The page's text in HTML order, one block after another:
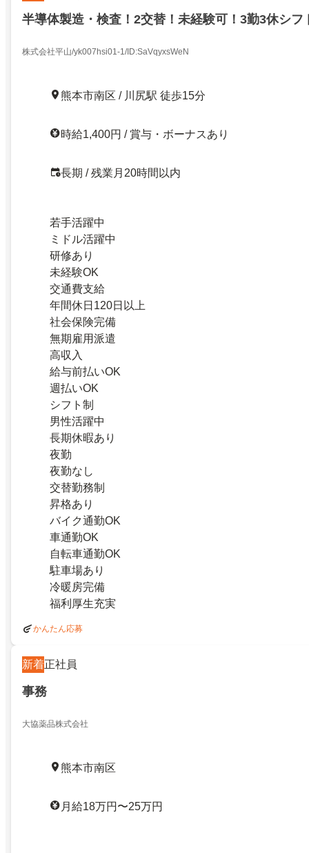
半導体製造・検査！2交替！未経験可！3勤3休シフ
株式会社平山/yk007hsi01-1/ID:SaVqyxsWeN
熊本市南区 / 川尻駅 徒歩15分
時給1,400円 / 賞与・ボーナスあり
長期 / 残業月20時間以内
若手活躍中
ミドル活躍中
研修あり
未経験OK
交通費支給
年間休日120日以上
社会保険完備
無期雇用派遣
高収入
給与前払いOK
週払いOK
シフト制
男性活躍中
長期休暇あり
夜勤
夜勤なし
交替勤務制
昇格あり
バイク通勤OK
車通勤OK
自転車通勤OK
駐車場あり
冷暖房完備
福利厚生充実
かんたん応募
新着正社員
事務
大協薬品株式会社
熊本市南区
月給18万円〜25万円